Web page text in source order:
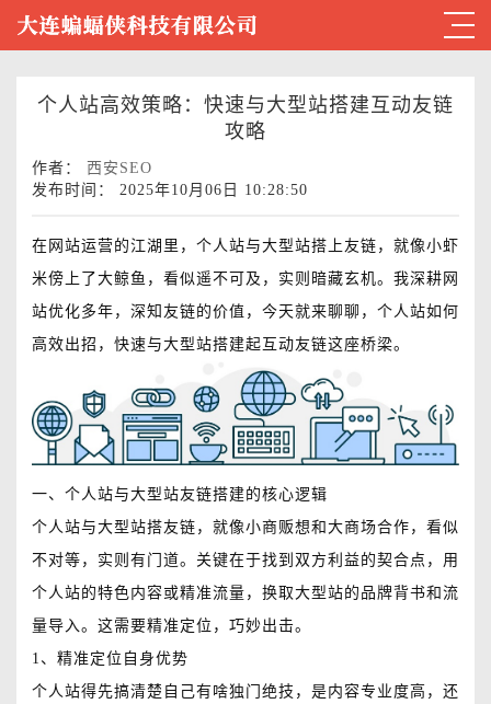
个人站高效策略：快速与大型站搭建互动友链
攻略
作者： 西安SEO
发布时间： 2025年10月06日 10:28:50
在网站运营的江湖里，个人站与大型站搭上友链，就像小虾
米傍上了大鲸鱼，看似遥不可及，实则暗藏玄机。我深耕网
站优化多年，深知友链的价值，今天就来聊聊，个人站如何
高效出招，快速与大型站搭建起互动友链这座桥梁。
一、个人站与大型站友链搭建的核心逻辑
个人站与大型站搭友链，就像小商贩想和大商场合作，看似
不对等，实则有门道。关键在于找到双方利益的契合点，用
个人站的特色内容或精准流量，换取大型站的品牌背书和流
量导入。这需要精准定位，巧妙出击。
1、精准定位自身优势
个人站得先搞清楚自己有啥独门绝技，是内容专业度高，还